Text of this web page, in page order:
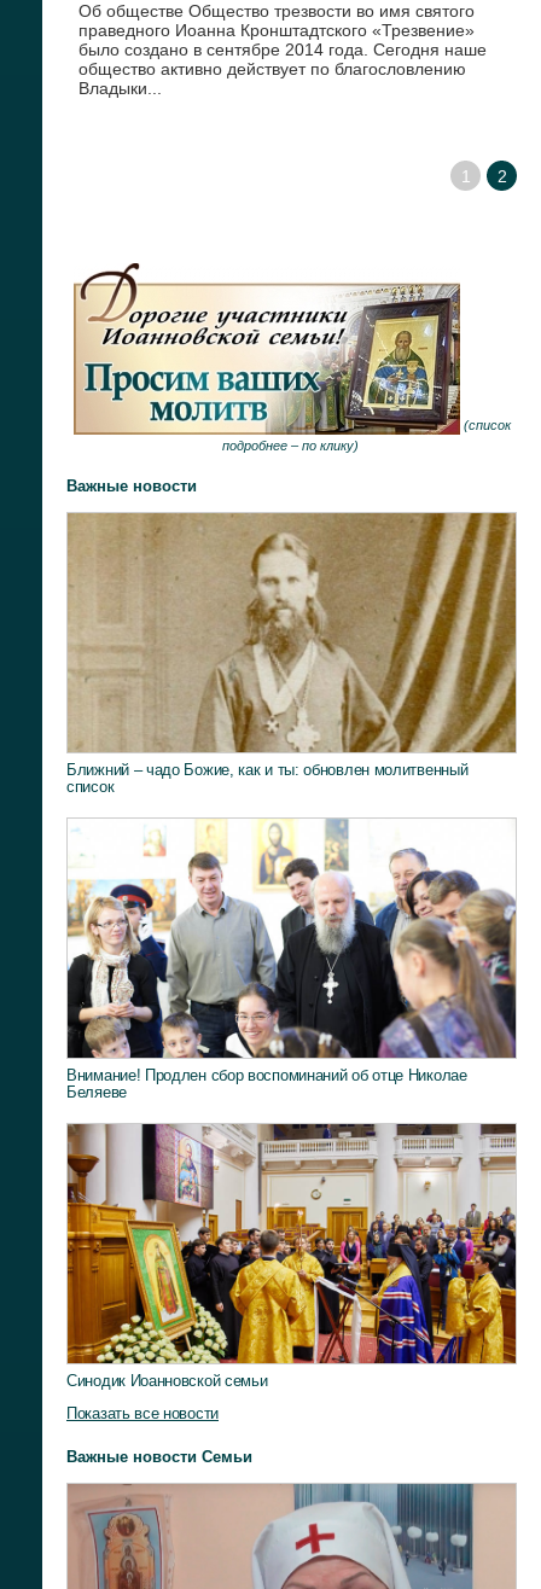
Об обществе Общество трезвости во имя святого
праведного Иоанна Кронштадтского «Трезвение»
было создано в сентябре 2014 года. Сегодня наше
общество активно действует по благословлению
Владыки...
1 2
(список
подробнее – по клику)
Важные новости
Ближний – чадо Божие, как и ты: обновлен молитвенный
список
Внимание! Продлен сбор воспоминаний об отце Николае
Беляеве
Синодик Иоанновской семьи
Показать все новости
Важные новости Семьи